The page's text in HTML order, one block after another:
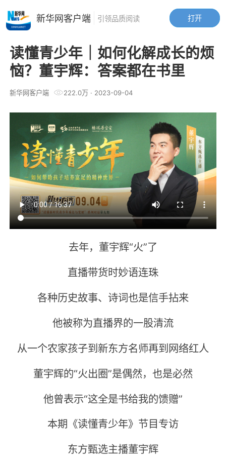
读懂青少年｜如何化解成长的烦
恼？董宇辉：答案都在书里
新华网客户端 222.0万· 2023-09-04
去年，董宇辉“火”了
直播带货时妙语连珠
各种历史故事、诗词也是信手拈来
他被称为直播界的一股清流
从一个农家孩子到新东方名师再到网络红人
董宇辉的“火出圈”是偶然，也是必然
他曾表示“这全是书给我的馈赠”
本期《读懂青少年》节目专访
东方甄选主播董宇辉
打开
新华网客户端 引领品质阅读